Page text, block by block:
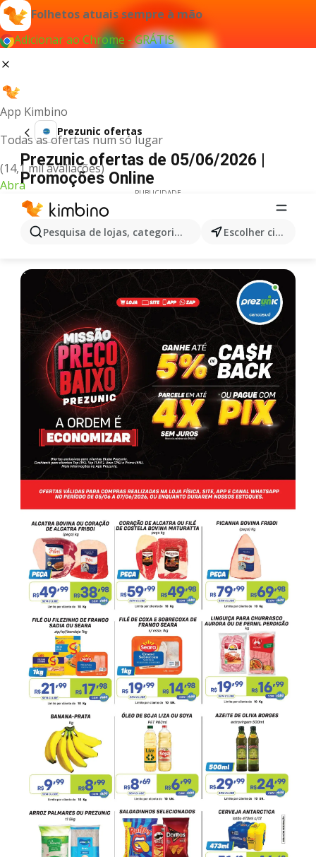
Folhetos atuais sempre à mão
Adicionar ao Chrome - GRÁTIS
App Kimbino
Todas as ofertas num só lugar
(14,1 mil avaliações)
Abra
Pesquisa de lojas, categorias,produtos... Escolher cidade
Prezunic ofertas
Prezunic ofertas de 05/06/2026 |
Promoções Online
PUBLICIDADE